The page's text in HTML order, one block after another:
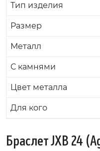
Тип изделия
Размер
Металл
С камнями
Цвет металла
Для кого
Браслет JXB 24